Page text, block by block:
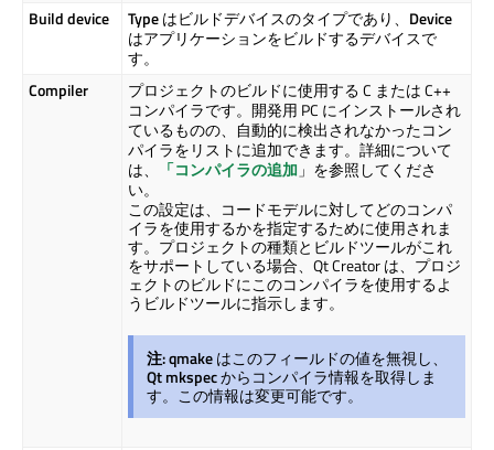
Build device
Typeはビルドデバイスのタイプであり、 Device
はアプリケーションをビルドするデバイスで
す。
Compiler
プロジェクトのビルドに使用する C または C++
コンパイラです。開発用 PC にインストールされ
ているものの、自動的に検出されなかったコン
パイラをリストに追加できます。詳細について
は、
「コンパイラの追加 」を参照してくださ
い。
この設定は、コードモデルに対してどのコンパ
イラを使用するかを指定するために使用されま
す。プロジェクトの種類とビルドツールがこれ
をサポートしている場合、 Qt Creatorは、プロジ
ェクトのビルドにこのコンパイラを使用するよ
うビルドツールに指示します。
注: qmakeはこのフィールドの値を無視し、
Qt mkspecからコンパイラ情報を取得しま
す。この情報は変更可能です。